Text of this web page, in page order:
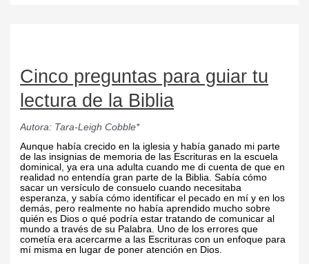
Cinco preguntas para guiar tu
lectura de la Biblia
Autora: Tara-Leigh Cobble*
Aunque había crecido en la iglesia y había ganado mi parte
de las insignias de memoria de las Escrituras en la escuela
dominical, ya era una adulta cuando me di cuenta de que en
realidad no entendía gran parte de la Biblia. Sabía cómo
sacar un versículo de consuelo cuando necesitaba
esperanza, y sabía cómo identificar el pecado en mí y en los
demás, pero realmente no había aprendido mucho sobre
quién es Dios o qué podría estar tratando de comunicar al
mundo a través de su Palabra. Uno de los errores que
cometía era acercarme a las Escrituras con un enfoque para
mí misma en lugar de poner atención en Dios.